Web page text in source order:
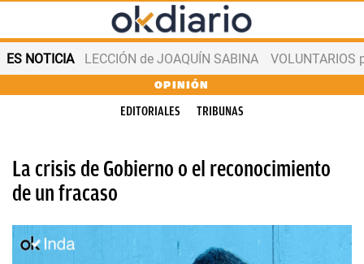
ES NOTICIA LECCIÓN de JOAQUÍN SABINA VOLUNTARIOS
OPINIÓN
EDITORIALES TRIBUNAS
La crisis de Gobierno o el reconocimiento
de un fracaso